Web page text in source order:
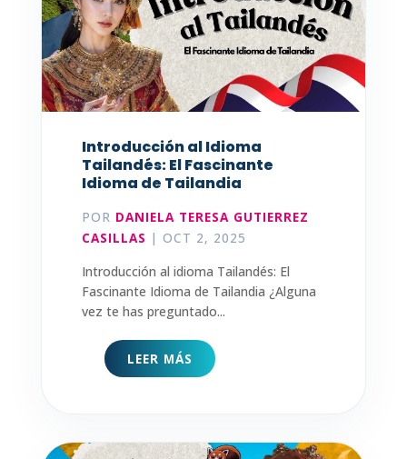
Introducción al Idioma
Tailandés: El Fascinante
Idioma de Tailandia
POR DANIELA TERESA GUTIERREZ
CASILLAS | OCT 2, 2025
Introducción al idioma Tailandés: El
Fascinante Idioma de Tailandia ¿Alguna
vez te has preguntado...
LEER MÁS